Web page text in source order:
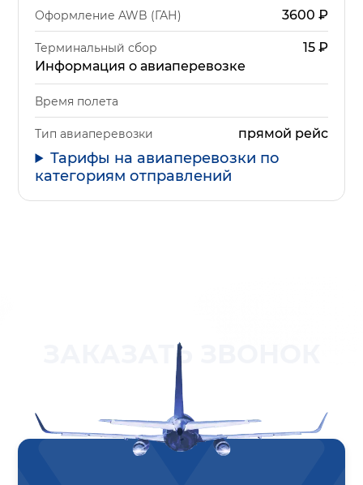
Оформление AWB (ГАН) 3600 ₽
Терминальный сбор 15₽
Информация о авиаперевозке
Время полета
Тип авиаперевозки прямой рейс
Тарифы на авиаперевозки по
категориям отправлений
ЗАКАЗАТЬ ЗВОНОК